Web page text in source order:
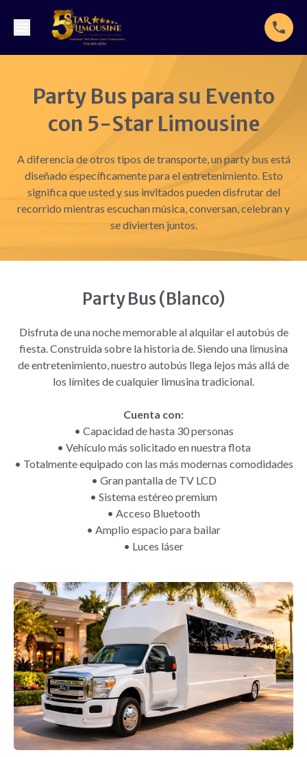
Party Bus para su Evento
con 5-Star Limousine
A diferencia de otros tipos de transporte, un party bus está
diseñado específicamente para el entretenimiento. Esto
significa que usted y sus invitados pueden disfrutar del
recorrido mientras escuchan música, conversan, celebran y
se divierten juntos.
Party Bus (Blanco)
Disfruta de una noche memorable al alquilar el autobús de
fiesta. Construida sobre la historia de. Siendo una limusina
de entretenimiento, nuestro autobús llega lejos más allá de
los límites de cualquier limusina tradicional.
Cuenta con:
• Capacidad de hasta 30 personas
• Vehículo más solicitado en nuestra flota
• Totalmente equipado con las más modernas comodidades
• Gran pantalla de TV LCD
• Sistema estéreo premium
• Acceso Bluetooth
• Amplio espacio para bailar
• Luces láser